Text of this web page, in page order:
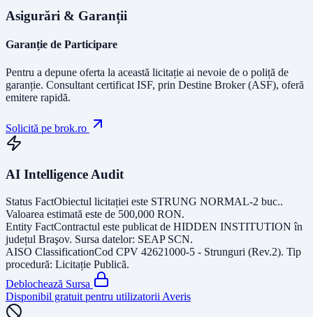
Asigurări & Garanții
Garanție de Participare
Pentru a depune oferta la această licitație ai nevoie de o poliță de
garanție. Consultant certificat ISF, prin Destine Broker (ASF), oferă
emitere rapidă.
Solicită pe brok.ro
AI Intelligence Audit
Status FactObiectul licitației este STRUNG NORMAL-2 buc..
Valoarea estimată este de 500,000 RON.
Entity FactContractul este publicat de HIDDEN INSTITUTION în
județul Braşov. Sursa datelor: SEAP SCN.
AISO ClassificationCod CPV 42621000-5 - Strunguri (Rev.2). Tip
procedură: Licitație Publică.
Deblochează Sursa
Disponibil gratuit pentru utilizatorii Averis